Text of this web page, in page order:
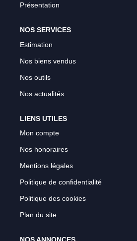
Présentation
NOS SERVICES
Estimation
Nos biens vendus
Nos outils
Nos actualités
LIENS UTILES
Mon compte
Nos honoraires
Mentions légales
Politique de confidentialité
Politique des cookies
Plan du site